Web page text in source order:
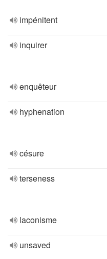
impénitent
inquirer
enquêteur
hyphenation
césure
terseness
laconisme
unsaved